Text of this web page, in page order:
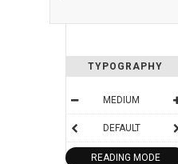
TYPOGRAPHY
MEDIUM
DEFAULT
READING MODE